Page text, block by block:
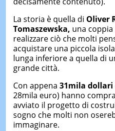
La storia è quella di Oliver
Tomaszewska, una
realizzare ciò che molti
acquistare una piccola
lunga inferiore a quella di
grande città.
Con appena 31mila dollari
28mila euro) hanno
avviato il progetto di
sogno che molti non
immaginare.